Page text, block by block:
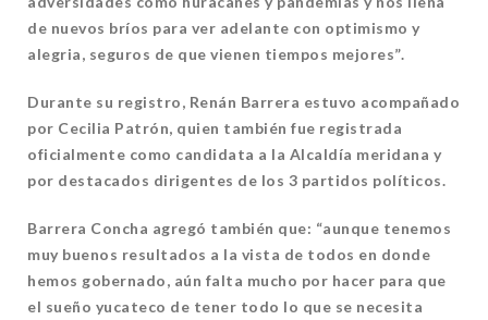
de nuevos bríos para ver adelante con optimismo y
alegria, seguros de que vienen tiempos mejores”.
Durante su registro, Renán Barrera estuvo acompañado
por Cecilia Patrón, quien también fue registrada
oficialmente como candidata a la Alcaldía meridana y
por destacados dirigentes de los 3 partidos políticos.
Barrera Concha agregó también que: “aunque tenemos
muy buenos resultados a la vista de todos en donde
hemos gobernado, aún falta mucho por hacer para que
el sueño yucateco de tener todo lo que se necesita